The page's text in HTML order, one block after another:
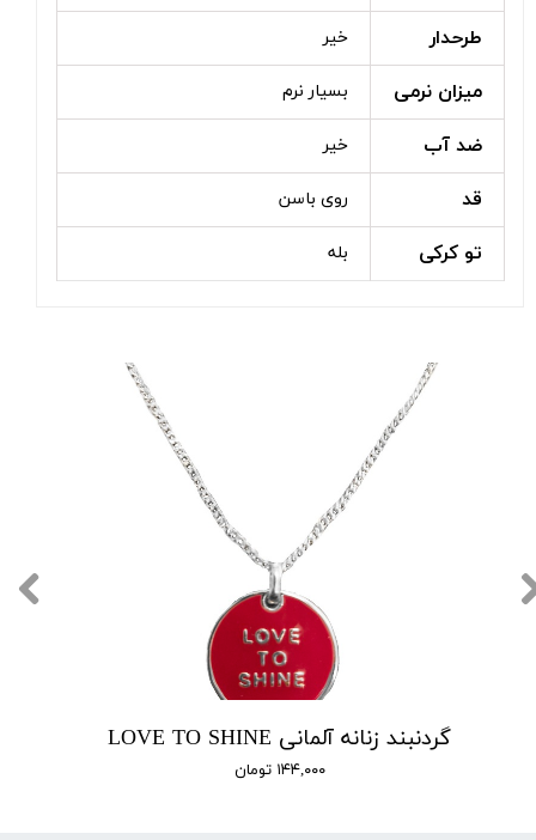
طرحدار خیر
میزان نرمی بسیار نرم
ضد آب خیر
قد روی باسن
تو کرکی بله
گردنبند زنانه آلمانی LOVE TO SHINE
۱۴۴,۰۰۰ تومان